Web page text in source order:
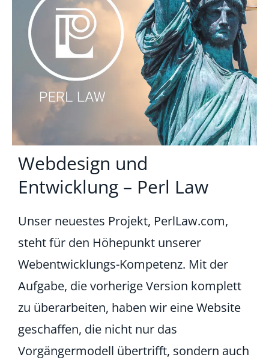
Webdesign und
Entwicklung – Perl Law
Unser neuestes Projekt, PerlLaw.com,
steht für den Höhepunkt unserer
Webentwicklungs-Kompetenz. Mit der
Aufgabe, die vorherige Version komplett
zu überarbeiten, haben wir eine Website
geschaffen, die nicht nur das
Vorgängermodell übertrifft, sondern auch